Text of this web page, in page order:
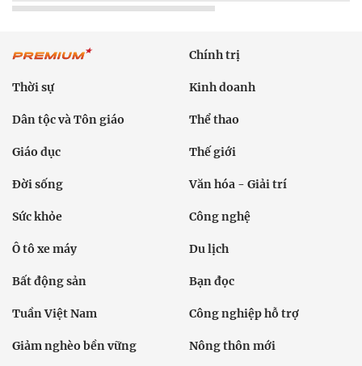
Chính trị
Thời sự Kinh doanh
Dân tộc và Tôn giáo Thể thao
Giáo dục Thế giới
Đời sống Văn hóa - Giải trí
Sức khỏe Công nghệ
Ô tô xe máy Du lịch
Bất động sản Bạn đọc
Tuần Việt Nam Công nghiệp hỗ trợ
Giảm nghèo bền vững Nông thôn mới